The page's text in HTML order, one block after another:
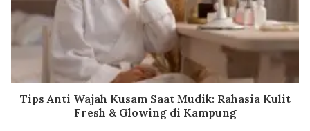
Tips Anti Wajah Kusam Saat Mudik: Rahasia Kulit
Fresh & Glowing di Kampung